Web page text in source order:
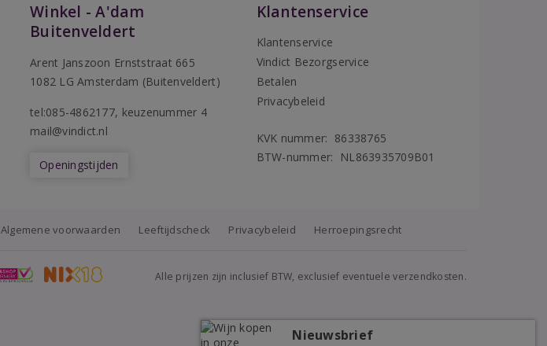
Winkel - A'dam
Buitenveldert
Arent Janszoon Ernststraat 665
1082 LG Amsterdam (Buitenveldert)
tel:085-4862177, keuzenummer 4
mail@vindict.nl
Openingstijden
Klantenservice
Klantenservice
Vindict Bezorgservice
Betalen
Privacybeleid
KVK nummer: 86338765
BTW-nummer: NL863935709B01
Algemene voorwaarden Leeftijdscheck Privacybeleid Herroepingsrecht
Alle prijzen zijn inclusief BTW, exclusief eventuele verzendkosten.
Nieuwsbrief